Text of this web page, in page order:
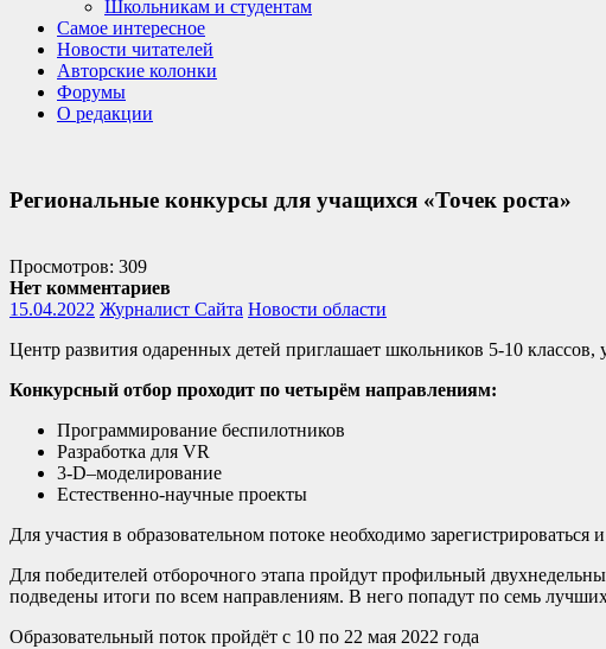
Школьникам и студентам
Самое интересное
Новости читателей
Авторские колонки
Форумы
О редакции
Региональные конкурсы для учащихся «Точек роста»
Просмотров: 309
Нет комментариев
15.04.2022 Журналист Сайта Новости области
Центр развития одаренных детей приглашает школьников 5-10
Конкурсный отбор проходит по четырём направлениям:
Программирование беспилотников
Разработка для VR
3-D–моделирование
Естественно-научные проекты
Для участия в образовательном потоке необходимо
Для победителей отборочного этапа пройдут профильный
подведены итоги по всем направлениям. В него попадут по семь
Образовательный поток пройдёт с 10 по 22 мая 2022 года